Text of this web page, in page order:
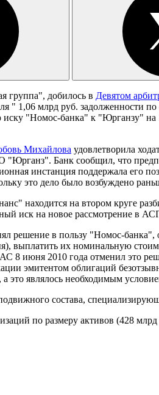
группа", добилось в Девятом
" 1,06 млрд руб.
"Номос-банка" к "Юрганзу" на
Михайлова удовлетворила
Банк сообщил, что
инстанция поддержала его
это дело было возбуждено
находится на втором круге
иск на новое рассмотрение в
решение в пользу "Номос-
их номинальную
8 июня 2010 года отменил это
эмитентом облигаций
это являлось необходимым
состава,
по размеру активов (428